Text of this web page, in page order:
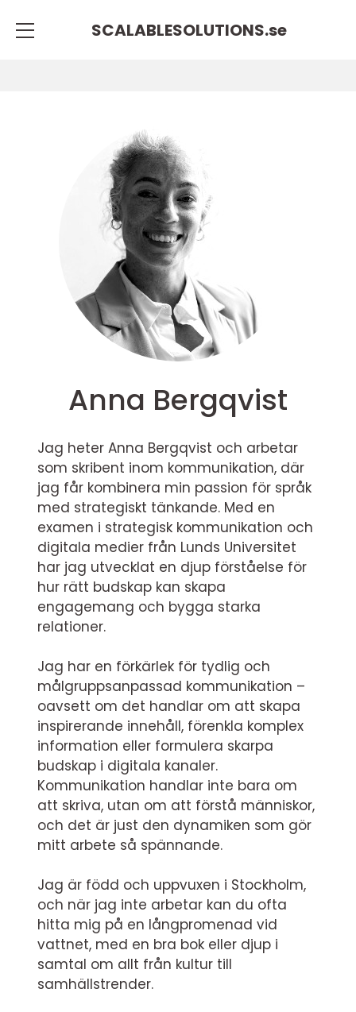
SCALABLESOLUTIONS.se
Anna Bergqvist
Jag heter Anna Bergqvist och arbetar
som skribent inom kommunikation, där
jag får kombinera min passion för språk
med strategiskt tänkande. Med en
examen i strategisk kommunikation och
digitala medier från Lunds Universitet
har jag utvecklat en djup förståelse för
hur rätt budskap kan skapa
engagemang och bygga starka
relationer.
Jag har en förkärlek för tydlig och
målgruppsanpassad kommunikation –
oavsett om det handlar om att skapa
inspirerande innehåll, förenkla komplex
information eller formulera skarpa
budskap i digitala kanaler.
Kommunikation handlar inte bara om
att skriva, utan om att förstå människor,
och det är just den dynamiken som gör
mitt arbete så spännande.
Jag är född och uppvuxen i Stockholm,
och när jag inte arbetar kan du ofta
hitta mig på en långpromenad vid
vattnet, med en bra bok eller djup i
samtal om allt från kultur till
samhällstrender.